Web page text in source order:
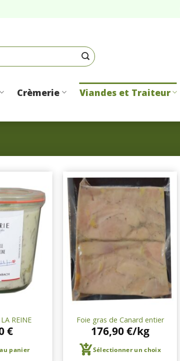
Crèmerie Viandes et Traiteur
Ajouter
à une
liste de
courses
REINE
€
panier
Ajouter
à une
liste de
courses
Foie gras de Canard entier
176,90€/kg
Sélectionner un choix